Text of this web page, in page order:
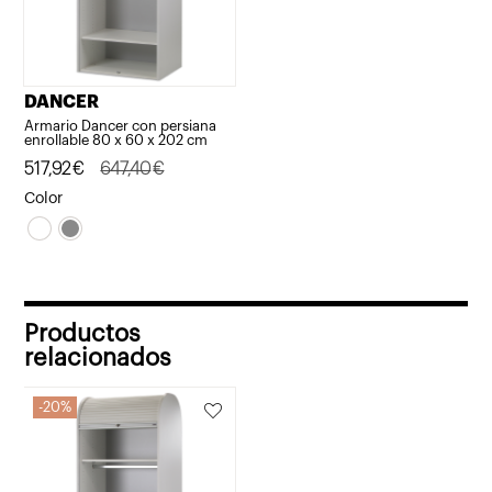
DANCER
Armario Dancer con persiana
enrollable 80 x 60 x 202 cm
647,40€
El
precio
original
517,92€
El
precio
actual
Color
Productos
relacionados
20%